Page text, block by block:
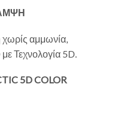
αμμωνία,
Τεχνολογία 5D.
5D COLOR